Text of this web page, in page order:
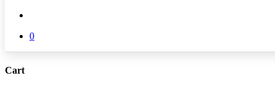
0
Cart